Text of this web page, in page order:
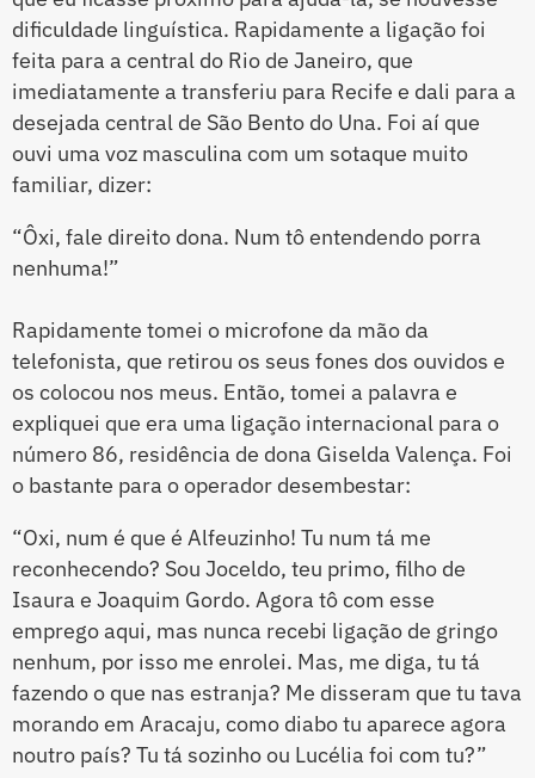
dificuldade linguística. Rapidamente a ligação foi
feita para a central do Rio de Janeiro, que
imediatamente a transferiu para Recife e dali para a
desejada central de São Bento do Una. Foi aí que
ouvi uma voz masculina com um sotaque muito
familiar, dizer:
“Ôxi, fale direito dona. Num tô entendendo porra
nenhuma!”
Rapidamente tomei o microfone da mão da
telefonista, que retirou os seus fones dos ouvidos e
os colocou nos meus. Então, tomei a palavra e
expliquei que era uma ligação internacional para o
número 86, residência de dona Giselda Valença. Foi
o bastante para o operador desembestar:
“Oxi, num é que é Alfeuzinho! Tu num tá me
reconhecendo? Sou Joceldo, teu primo, filho de
Isaura e Joaquim Gordo. Agora tô com esse
emprego aqui, mas nunca recebi ligação de gringo
nenhum, por isso me enrolei. Mas, me diga, tu tá
fazendo o que nas estranja? Me disseram que tu tava
morando em Aracaju, como diabo tu aparece agora
noutro país? Tu tá sozinho ou Lucélia foi com tu?”